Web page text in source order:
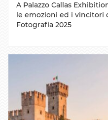
A Palazzo Callas
le emozioni ed i vincitori
Fotografia 2025